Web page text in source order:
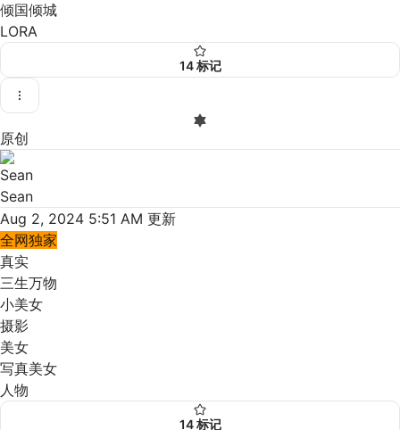
倾国倾城
LORA
14标记
原创
Sean
Aug 2, 2024 5:51 AM 更新
全网独家
真实
三生万物
小美女
摄影
美女
写真美女
人物
14标记